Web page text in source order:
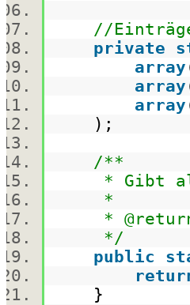
//
private
array
array
array
);
/**
* Gibt alle
*
* @return
*/
public
}